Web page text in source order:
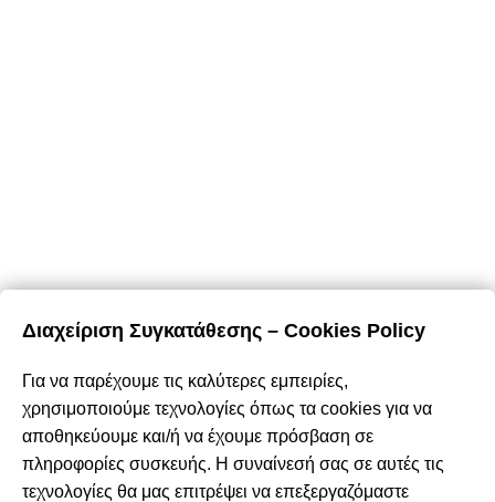
Προσωπικά Δεδομένα – Cookies
Περιήγηση
Αρχική
Σχετικά με εμάς
Καταστήματα
Προϊόντα
Διαχείριση Συγκατάθεσης – Cookies Policy
Για να παρέχουμε τις καλύτερες εμπειρίες,
χρησιμοποιούμε τεχνολογίες όπως τα cookies για να
αποθηκεύουμε και/ή να έχουμε πρόσβαση σε
πληροφορίες συσκευής. Η συναίνεσή σας σε αυτές τις
τεχνολογίες θα μας επιτρέψει να επεξεργαζόμαστε